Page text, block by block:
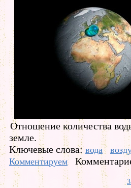
Отношение количества
земле.
Ключевые слова: вода
Комментируем